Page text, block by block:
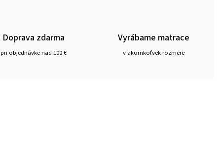
Doprava zdarma
pri objednávke nad 100 €
Vyrábame matrace
v akomkoľvek rozmere